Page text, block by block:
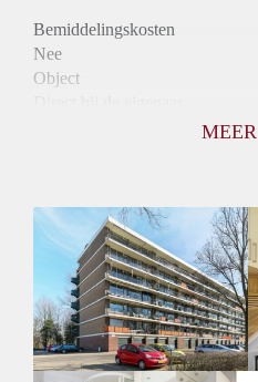
Bemiddelingskosten
Nee
Object
Huurtoeslag
Niet mogelijk
Inkomen eis
2,8 X Maandhuur Bruto
Huurtermijn
Onbepaalde termijn
Oplevering
MEER